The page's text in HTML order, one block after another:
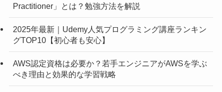
Practitioner」とは？勉強方法を解説
2025年最新｜Udemy人気プログラミング講座ランキン
グTOP10【初心者も安心】
AWS認定資格は必要か？若手エンジニアがAWSを学ぶ
べき理由と効果的な学習戦略